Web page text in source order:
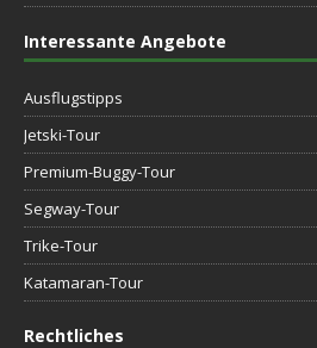
Interessante Angebote
Ausflugstipps
Jetski-Tour
Premium-Buggy-Tour
Segway-Tour
Trike-Tour
Katamaran-Tour
Rechtliches